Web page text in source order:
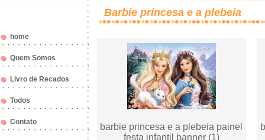
home
Quem Somos
Livro de Recados
Todos
Contato
Barbie princesa e a plebeia
barbie princesa e a plebeia painel
festa infantil banner (1)